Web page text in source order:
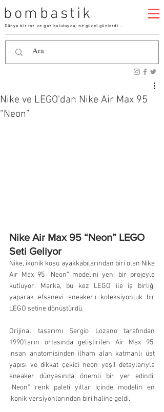
bombastik
Dünya bir toz ve gaz bulutuydu, ne güzel günlerdi...
Nike ve LEGO'dan Nike Air Max 95
“Neon”
Nike Air Max 95 “Neon” LEGO
Seti Geliyor
Nike, ikonik koşu ayakkabılarından biri olan Nike
Air Max 95 “Neon” modelini yeni bir projeyle
kutluyor. Marka, bu kez LEGO ile iş birliği
yaparak efsanevi sneaker’ı koleksiyonluk bir
LEGO setine dönüştürdü.
Orijinal tasarımı Sergio Lozano tarafından
1990’ların ortasında geliştirilen Air Max 95,
insan anatomisinden ilham alan katmanlı üst
yapısı ve dikkat çekici neon yeşil detaylarıyla
sneaker dünyasında önemli bir yer edindi.
“Neon” renk paleti yıllar içinde modelin en
ikonik versiyonlarından biri haline geldi.